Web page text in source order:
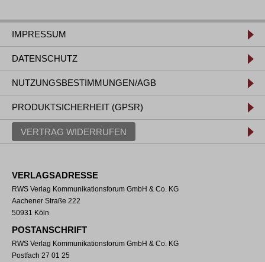
IMPRESSUM
DATENSCHUTZ
NUTZUNGSBESTIMMUNGEN/AGB
PRODUKTSICHERHEIT (GPSR)
VERTRAG WIDERRUFEN
VERLAGSADRESSE
RWS Verlag Kommunikationsforum GmbH & Co. KG
Aachener Straße 222
50931 Köln
POSTANSCHRIFT
RWS Verlag Kommunikationsforum GmbH & Co. KG
Postfach 27 01 25